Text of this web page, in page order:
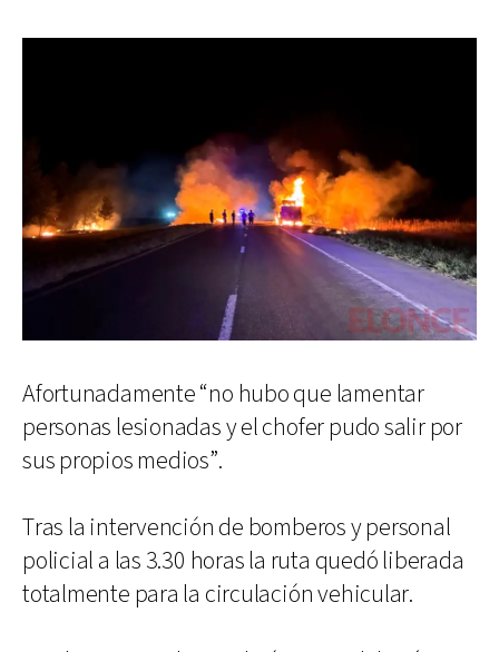
Afortunadamente “no hubo que lamentar
personas lesionadas y el chofer pudo salir por
sus propios medios”.
Tras la intervención de bomberos y personal
policial a las 3.30 horas la ruta quedó liberada
totalmente para la circulación vehicular.